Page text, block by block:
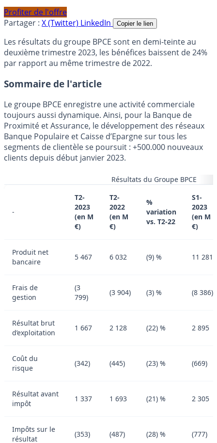
Profiter de l'offre
Partager : X (Twitter) LinkedIn Copier le lien
Les résultats du groupe BPCE sont en demi-teinte au
deuxième trimestre 2023, les bénéfices baissent de 24%
par rapport au même trimestre de 2022.
Sommaire de l'article
Le groupe BPCE enregistre une activité commerciale
toujours aussi dynamique. Ainsi, pour la Banque de
Proximité et Assurance, le développement des réseaux
Banque Populaire et Caisse d’Epargne sur tous les
segments de clientèle se poursuit : +500.000 nouveaux
clients depuis début janvier 2023.
Résultats du Groupe BPCE
-
T2-
2023
(en M
€)
T2-
2022
(en M
€)
%
variation
vs. T2-22
S1-
2023
(en M
€)
Produit net
bancaire
5 467 6 032 (9) % 11 281
Frais de
gestion
(3
799)
(3 904) (3) % (8 386)
Résultat brut
d’exploitation
1 667 2 128 (22) % 2 895
Coût du
risque
(342) (445) (23) % (669)
Résultat avant
impôt
1 337 1 693 (21) % 2 305
Impôts sur le
résultat
(353) (487) (28) % (777)